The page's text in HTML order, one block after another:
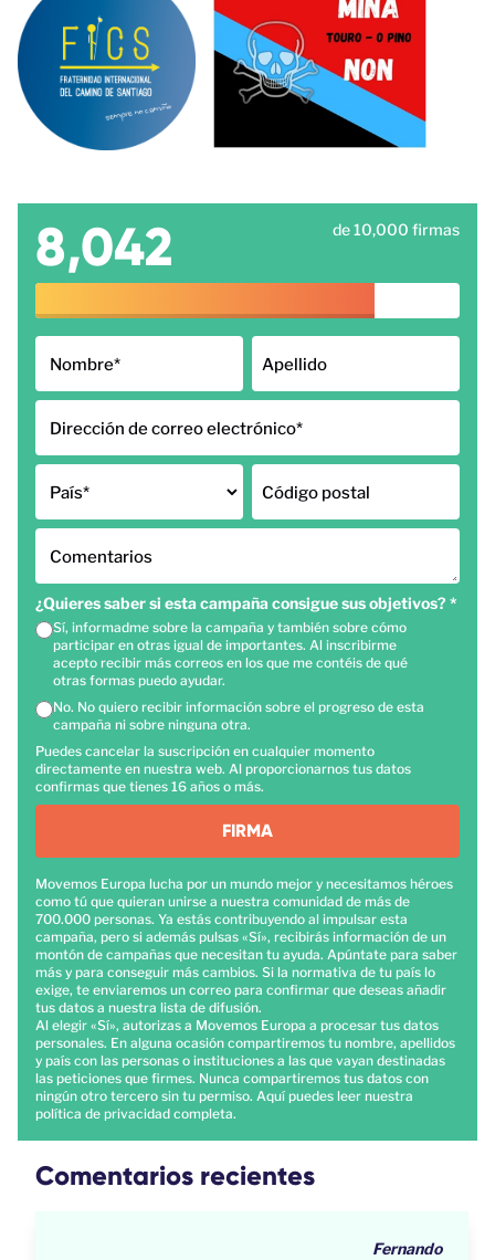
8,042 de 10,000 firmas
Nombre* Apellido
Dirección de correo electrónico*
País* Código postal
Comentarios
¿Quieres saber si esta campaña consigue sus objetivos? *
Sí, informadme sobre la campaña y también sobre cómo
participar en otras igual de importantes. Al inscribirme
acepto recibir más correos en los que me contéis de qué
otras formas puedo ayudar.
No. No quiero recibir información sobre el progreso de esta
campaña ni sobre ninguna otra.
Puedes cancelar la suscripción en cualquier momento
directamente en nuestra web. Al proporcionarnos tus datos
confirmas que tienes 16 años o más.
FIRMA
Movemos Europa lucha por un mundo mejor y necesitamos héroes
como tú que quieran unirse a nuestra comunidad de más de
700.000 personas. Ya estás contribuyendo al impulsar esta
campaña, pero si además pulsas «Sí», recibirás información de un
montón de campañas que necesitan tu ayuda. Apúntate para saber
más y para conseguir más cambios. Si la normativa de tu país lo
exige, te enviaremos un correo para confirmar que deseas añadir
tus datos a nuestra lista de difusión.
Al elegir «Sí», autorizas a Movemos Europa a procesar tus datos
personales. En alguna ocasión compartiremos tu nombre, apellidos
y país con las personas o instituciones a las que vayan destinadas
las peticiones que firmes. Nunca compartiremos tus datos con
ningún otro tercero sin tu permiso. Aquí puedes leer nuestra
política de privacidad completa.
Comentarios recientes
Fernando